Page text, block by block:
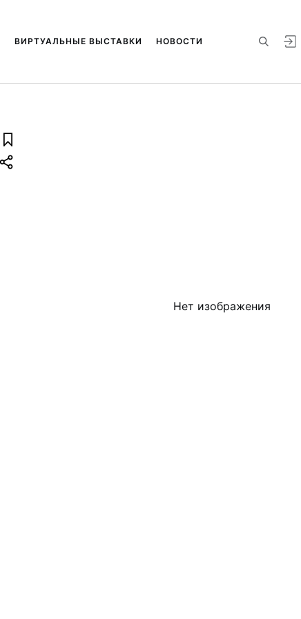
ВИРТУАЛЬНЫЕ ВЫСТАВКИ НОВОСТИ
Нет изображения